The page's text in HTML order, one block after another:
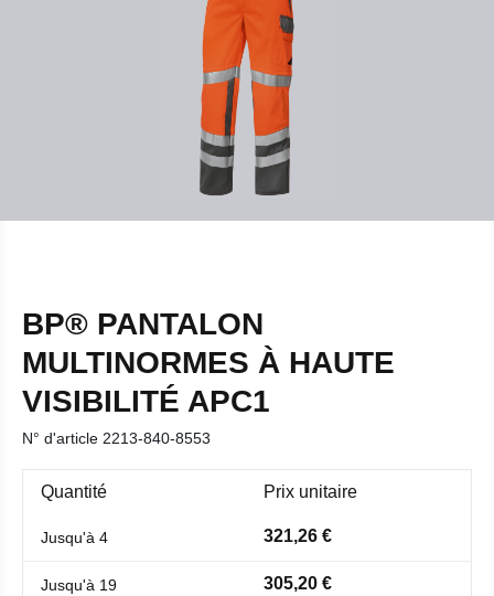
BP® PANTALON
MULTINORMES À HAUTE
VISIBILITÉ APC1
N° d'article 2213-840-8553
Quantité Prix unitaire
Jusqu'à 4 321,26 €
Jusqu'à 19 305,20 €